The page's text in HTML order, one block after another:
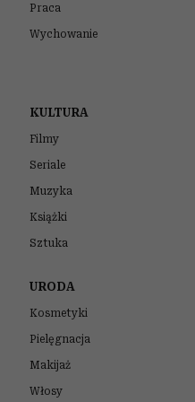
Praca
Wychowanie
KULTURA
Filmy
Seriale
Muzyka
Książki
Sztuka
URODA
Kosmetyki
Pielęgnacja
Makijaż
Włosy